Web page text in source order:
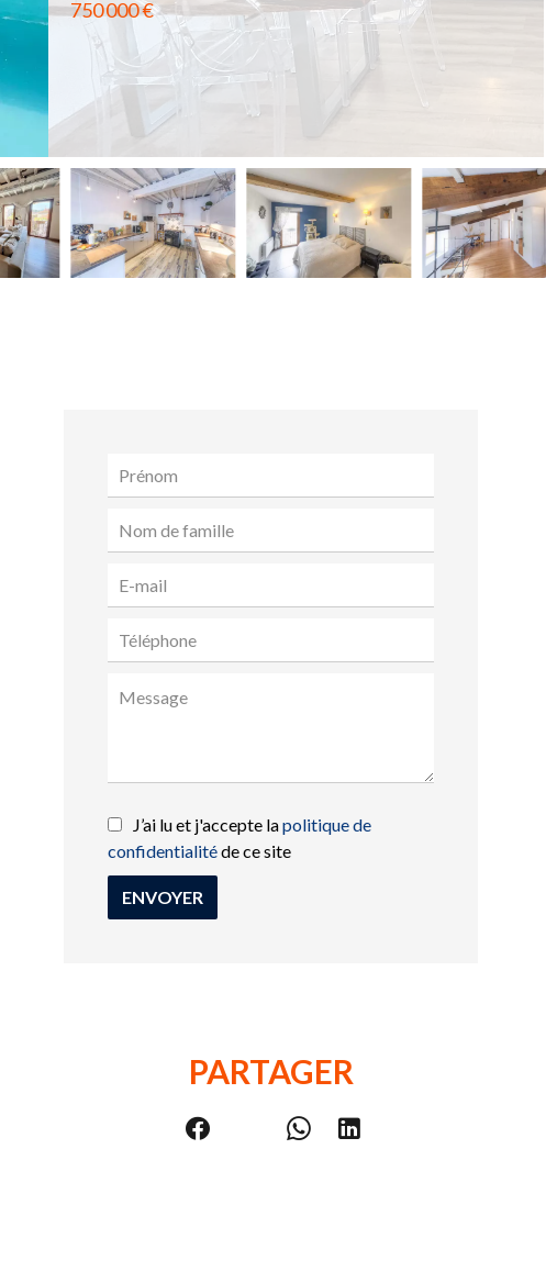
750 000 €
J’ai lu et j'accepte lapolitique de
confidentialitéde ce site
ENVOYER
PARTAGER